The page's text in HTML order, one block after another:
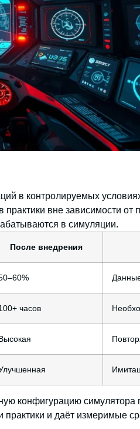
в контролируемых
вне зависимости от
в симуляции.
После внедрения
часов
конфигурацию симулятора
и даёт измеримые